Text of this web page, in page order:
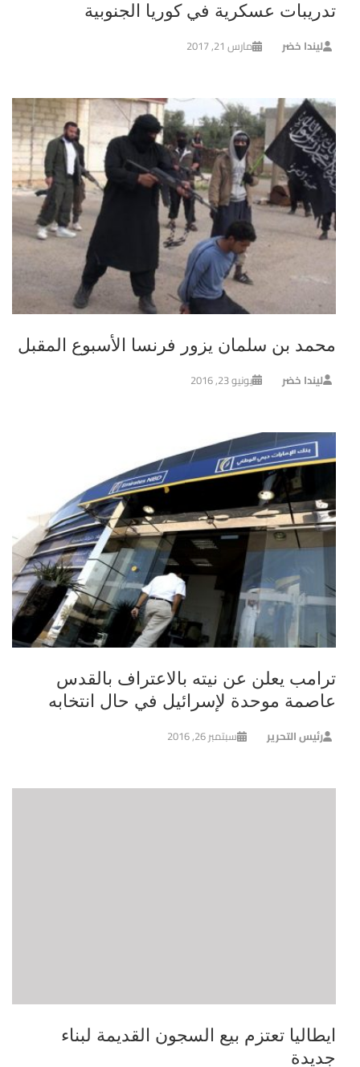
تدريبات عسكرية في كوريا الجنوبية
ليندا خضر مارس 21, 2017
محمد بن سلمان يزور فرنسا الأسبوع المقبل
ليندا خضر يونيو 23, 2016
ترامب يعلن عن نيته بالاعتراف بالقدس
عاصمة موحدة لإسرائيل في حال انتخابه
رئيس التحرير سبتمبر 26, 2016
ايطاليا تعتزم بيع السجون القديمة لبناء
جديدة